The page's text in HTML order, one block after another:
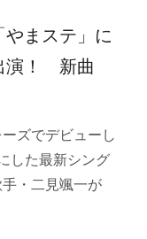
まステ」に
演！ 新曲
ズでデビューし
した最新シング
・二見颯一が